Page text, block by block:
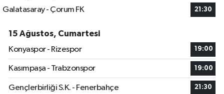
Galatasaray - Çorum FK
21:30
15 Ağustos, Cumartesi
Konyaspor - Rizespor
19:00
Kasımpaşa - Trabzonspor 19:00
Gençlerbirliği S.K. - Fenerbahçe 21:30